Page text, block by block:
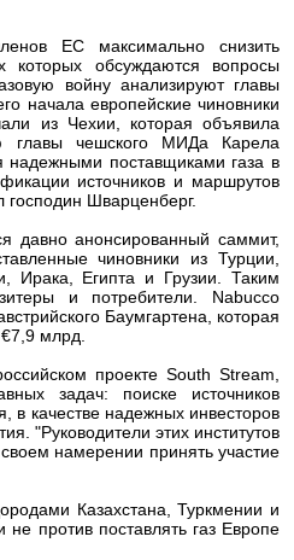
ЕС максимально снизить
обсуждаются вопросы
войну анализируют главы
начала европейские чиновники
из Чехии, которая объявила
главы чешского МИДа Карела
надежными поставщиками газа в
источников и маршрутов
господин Шварценберг.
давно анонсированный саммит,
чиновники из Турции,
Ирака, Египта и Грузии. Таким
и потребители. Nabucco
Баумгартена, которая
млрд.
проекте South Stream,
задач: поиске источников
качестве надежных инвесторов
"Руководители этих институтов
намерении принять участие
Казахстана, Туркмении и
против поставлять газ Европе